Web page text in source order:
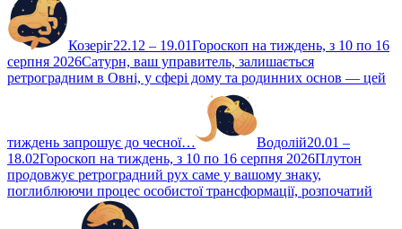
Козеріг22.12 – 19.01Гороскоп на тиждень, з 10 по 16
серпня 2026Сатурн, ваш управитель, залишається
ретроградним в Овні, у сфері дому та родинних основ — цей
тиждень запрошує до чесної… Водолій20.01 –
18.02Гороскоп на тиждень, з 10 по 16 серпня 2026Плутон
продовжує ретроградний рух саме у вашому знаку,
поглиблюючи процес особистої трансформації, розпочатий